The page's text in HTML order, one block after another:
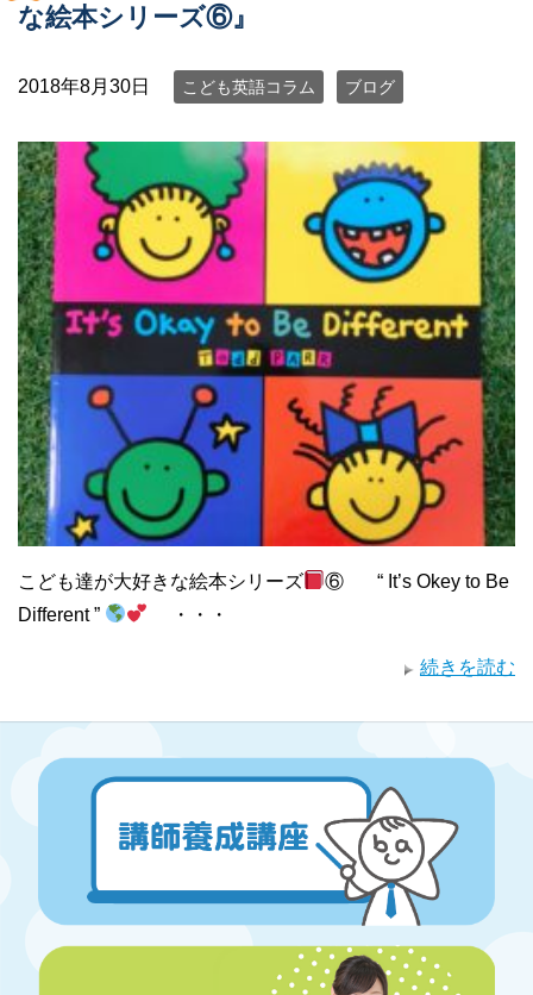
な絵本シリーズ⑥』
2018年8月30日 こども英語コラム ブログ
こども達が大好きな絵本シリーズ
⑥ “ It’s Okey to Be
Different ”
・・・
続きを読む